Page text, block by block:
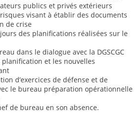
publics et privés extérieurs
visant à établir des documents
de crise
des planifications réalisées sur le
dans le dialogue avec la DGSCGC
et les nouvelles
d’exercices de défense et de
le bureau préparation opérationnelle
de bureau en son absence.